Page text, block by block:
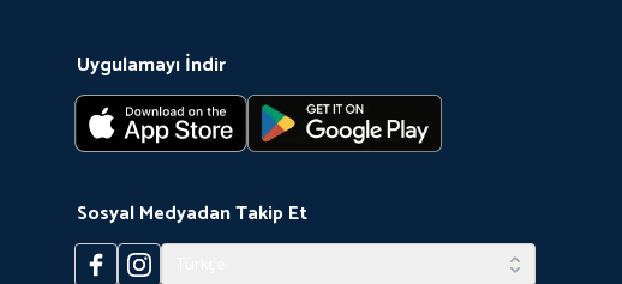
Uygulamayı İndir
Sosyal Medyadan Takip Et